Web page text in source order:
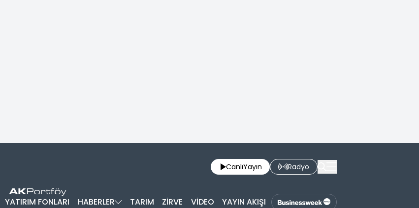
CanlıYayın Radyo
YATIRIM FONLARI HABERLER TARIM ZİRVE VİDEO YAYIN AKIŞI